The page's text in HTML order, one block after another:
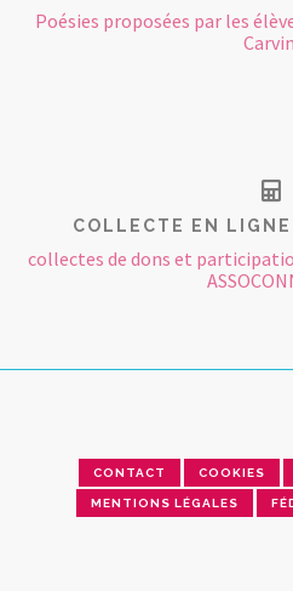
Poésies proposées par les
COLLECTE EN
collectes de dons et
CONTACT COOKIES
MENTIONS LÉGALES